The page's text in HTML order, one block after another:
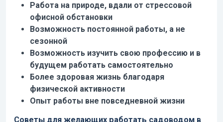
Работа на природе, вдали от стрессовой
офисной обстановки
Возможность постоянной работы, а не
сезонной
Возможность изучить свою профессию и в
будущем работать самостоятельно
Более здоровая жизнь благодаря
физической активности
Опыт работы вне повседневной жизни
Советы для желающих работать садоводом в